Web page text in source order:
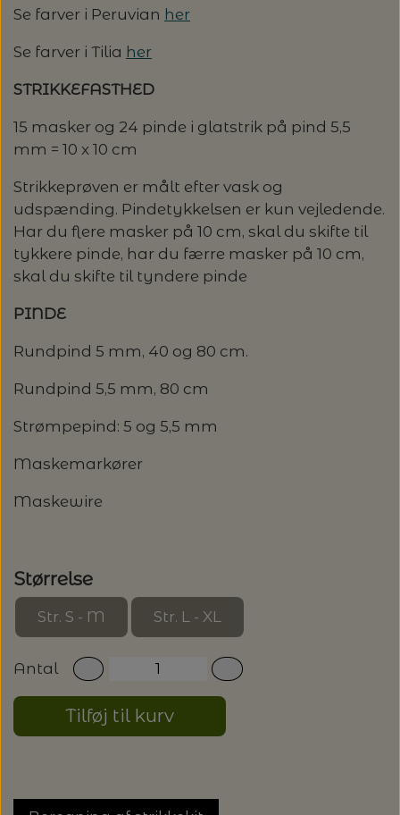
Se farver i Peruvian her
Se farver i Tilia her
STRIKKEFASTHED
15 masker og 24 pinde i glatstrik på pind 5,5
mm = 10 x 10 cm
Strikkeprøven er målt efter vask og
udspænding. Pindetykkelsen er kun vejledende.
Har du flere masker på 10 cm, skal du skifte til
tykkere pinde, har du færre masker på 10 cm,
skal du skifte til tyndere pinde
PINDE
Rundpind 5 mm, 40 og 80 cm.
Rundpind 5,5 mm, 80 cm
Strømpepind: 5 og 5,5 mm
Maskemarkører
Maskewire
Størrelse
Str. S - M Str. L - XL
Antal
Tilføj til kurv